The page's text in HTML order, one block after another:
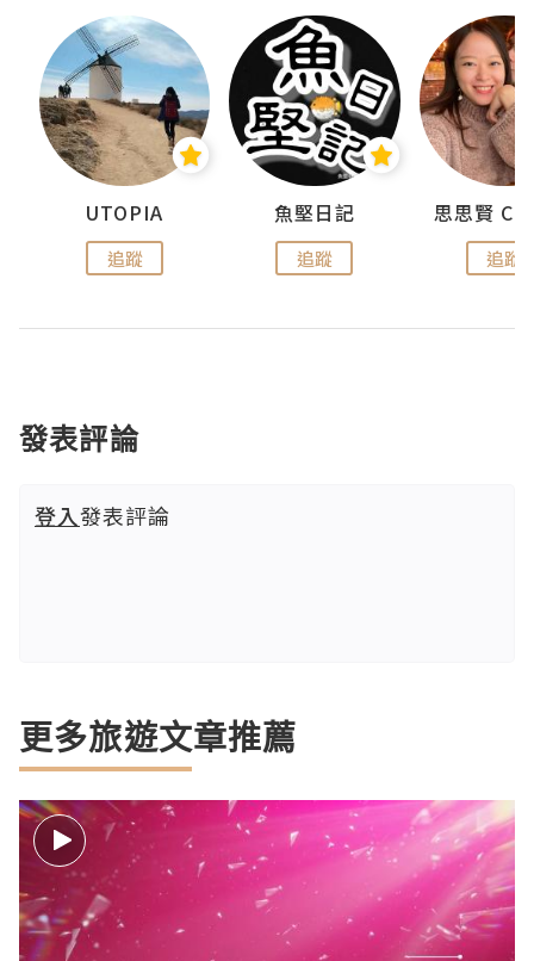
UTOPIA
追蹤
魚堅日記
追蹤 追蹤
發表評論
登入發表評論
更多旅遊文章推薦